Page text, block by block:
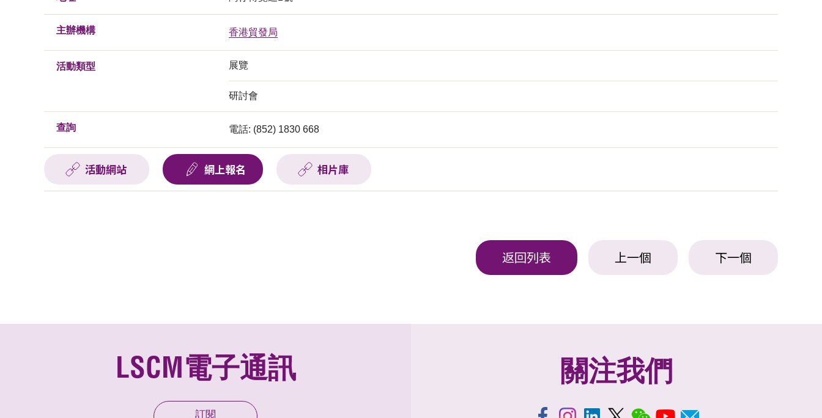
主辦機構 香港貿發局
活動類型 展覽
研討會
查詢 電話: (852) 1830 668
活動網站 網上報名 相片庫
返回列表 上一個 下一個
LSCM電子通訊
訂閱
關注我們